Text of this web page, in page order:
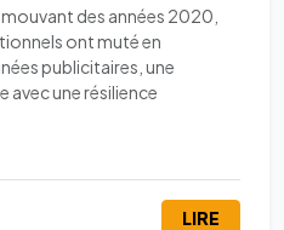
des années 2020,
ont muté en
publicitaires, une
une résilience
LIRE